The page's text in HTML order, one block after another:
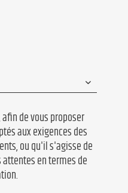
de vous proposer
aux exigences des
ou qu'il s'agisse de
en termes de